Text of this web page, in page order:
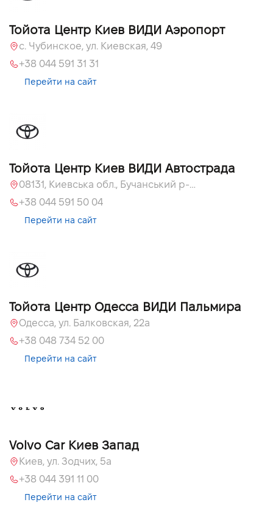
Тойота Центр Киев ВИДИ Аэропорт
c. Чубинское, ул. Киевская, 49
+38 044 591 31 31
Перейти на сайт
Тойота Центр Киев ВИДИ Автострада
08131, Киевська обл., Бучанський р-н, с.Софиевская Борщаговка, вул. Большая Кольцевая, 56
+38 044 591 50 04
Перейти на сайт
Тойота Центр Одесса ВИДИ Пальмира
Одесса, ул. Балковская, 22а
+38 048 734 52 00
Перейти на сайт
Volvo Car Киев Запад
Киев, ул. Зодчих, 5а
+38 044 391 11 00
Перейти на сайт